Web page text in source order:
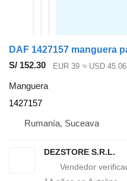
S/ 152.30 EUR 39 ≈ USD 45.06
Manguera
1427157
Rumanía, Suceava
DEZSTORE S.R.L.